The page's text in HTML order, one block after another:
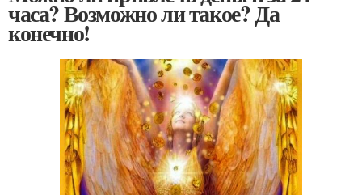
часа? Возможно ли такое? Да
конечно!